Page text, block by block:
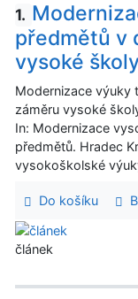
1.
předmětů v
vysoké
Modernizace výuky
záměru vysoké
In: Modernizace
předmětů. Hradec
vysokoškolské
Do košíku
článek